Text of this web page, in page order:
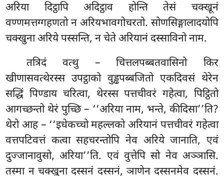
अरिया दिट्ठापि अदिट्ठाव होन्ति तेसं चक्खूनं
वण्णमत्तग्गहणतो न अरियभावगोचरतो. सोणसिङ्गालादयोपि
चक्खुना अरिये पस्सन्ति, न चेते अरियानं दस्साविनो नाम.
तत्रिदं वत्थु – चित्तलपब्बतवासिनो किर
खीणासवत्थेरस्स उपट्ठाको वुड्ढपब्बजितो एकदिवसं थेरेन
सद्धिं पिण्डाय चरित्वा, थेरस्स पत्तचीवरं गहेत्वा, पिट्ठितो
आगच्छन्तो थेरं पुच्छि – ‘‘अरिया नाम, भन्ते, कीदिसा’’ति?
थेरो आह – ‘‘इधेकच्चो महल्लको अरियानं पत्तचीवरं गहेत्वा
वत्तपटिवत्तं कत्वा सहचरन्तोपि नेव अरिये जानाति, एवं
दुज्जानावुसो, अरिया’’ति. एवं वुत्तेपि सो नेव अञ्ञासि.
तस्मा न चक्खुना दस्सनं दस्सनं, ञाणेन दस्सनमेव दस्सनं.